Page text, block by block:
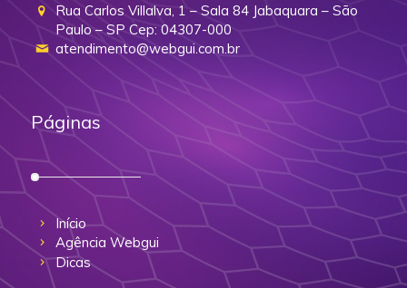
Rua Carlos Villalva, 1 – Sala 84 Jabaquara – São
Paulo – SP Cep: 04307-000
atendimento@webgui.com.br
Páginas
Início
Agência Webgui
Dicas